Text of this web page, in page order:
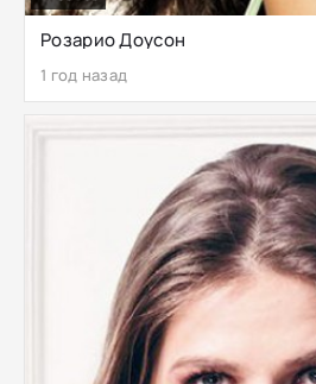
Розарио Доусон
1 год назад